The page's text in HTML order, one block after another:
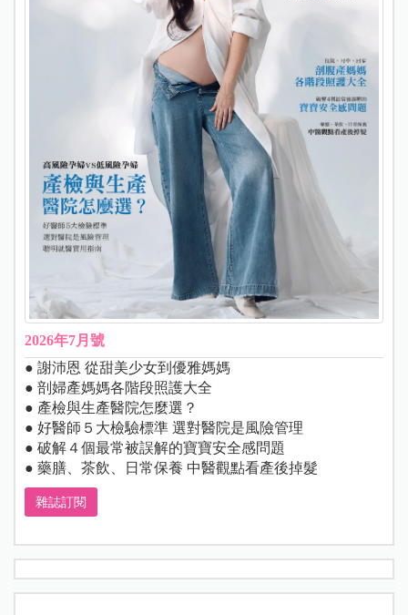
2026年7月號
● 謝沛恩 從甜美少女到優雅媽媽
● 剖婦產媽媽各階段照護大全
● 產檢與生產醫院怎麼選？
● 好醫師５大檢驗標準 選對醫院是風險管理
● 破解４個最常被誤解的寶寶安全感問題
● 藥膳、茶飲、日常保養 中醫觀點看產後掉髮
雜誌訂閱